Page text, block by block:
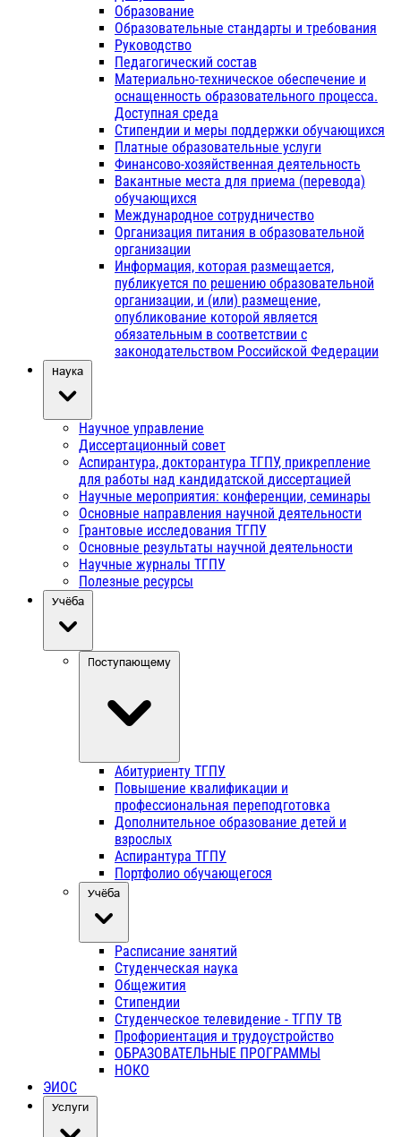
Образование
Образовательные стандарты и требования
Руководство
Педагогический состав
Материально-техническое обеспечение и
оснащенность образовательного процесса.
Доступная среда
Стипендии и меры поддержки обучающихся
Платные образовательные услуги
Финансово-хозяйственная деятельность
Вакантные места для приема (перевода)
обучающихся
Международное сотрудничество
Организация питания в образовательной
организации
Информация, которая размещается,
публикуется по решению образовательной
организации, и (или) размещение,
опубликование которой является
обязательным в соответствии с
законодательством Российской Федерации
Наука
Научное управление
Диссертационный совет
Аспирантура, докторантура ТГПУ, прикрепление
для работы над кандидатской диссертацией
Научные мероприятия: конференции, семинары
Основные направления научной деятельности
Грантовые исследования ТГПУ
Основные результаты научной деятельности
Научные журналы ТГПУ
Полезные ресурсы
Учёба
Поступающему
Абитуриенту ТГПУ
Повышение квалификации и
профессиональная переподготовка
Дополнительное образование детей и
взрослых
Аспирантура ТГПУ
Портфолио обучающегося
Учёба
Расписание занятий
Студенческая наука
Общежития
Стипендии
Студенческое телевидение - ТГПУ ТВ
Профориентация и трудоустройство
ОБРАЗОВАТЕЛЬНЫЕ ПРОГРАММЫ
НОКО
ЭИОС
Услуги